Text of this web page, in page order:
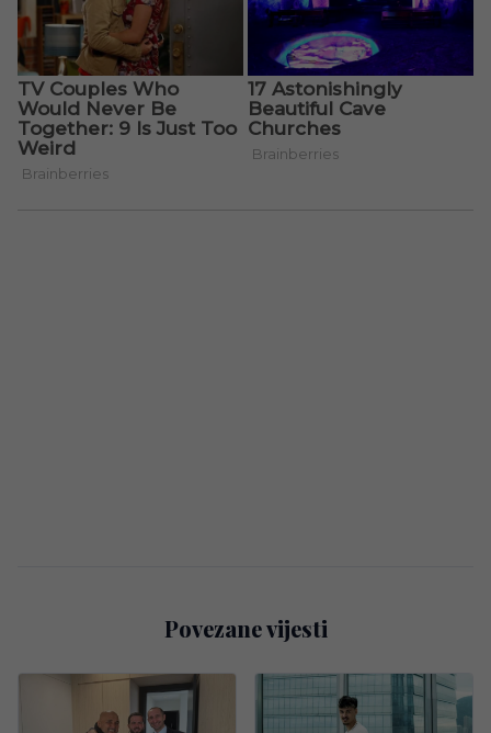
Povezane vijesti